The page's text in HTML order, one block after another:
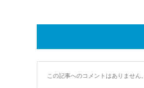
この記事へのコメントはありません。